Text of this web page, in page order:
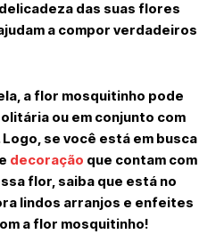
das suas flores
a compor verdadeiros
a flor mosquitinho pode
ou em conjunto com
Logo, se você está em busca
decoração que contam com
flor, saiba que está no
lindos arranjos e enfeites
a flor mosquitinho!